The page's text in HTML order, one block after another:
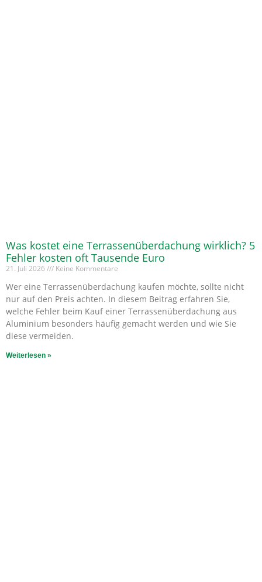
Was kostet eine Terrassenüberdachung wirklich? 5
Fehler kosten oft Tausende Euro
21. Juli 2026 Keine Kommentare
Wer eine Terrassenüberdachung kaufen möchte, sollte nicht
nur auf den Preis achten. In diesem Beitrag erfahren Sie,
welche Fehler beim Kauf einer Terrassenüberdachung aus
Aluminium besonders häufig gemacht werden und wie Sie
diese vermeiden.
Weiterlesen »